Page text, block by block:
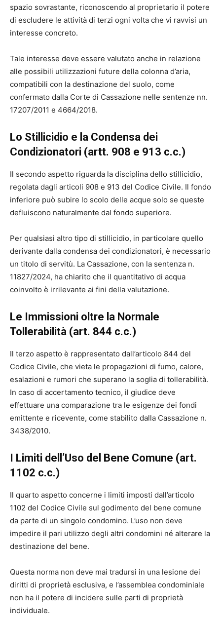
spazio sovrastante, riconoscendo al proprietario il potere
di escludere le attività di terzi ogni volta che vi ravvisi un
interesse concreto.
Tale interesse deve essere valutato anche in relazione
alle possibili utilizzazioni future della colonna d’aria,
compatibili con la destinazione del suolo, come
confermato dalla Corte di Cassazione nelle sentenze nn.
17207/2011 e 4664/2018.
Lo Stillicidio e la Condensa dei
Condizionatori (artt. 908 e 913 c.c.)
Il secondo aspetto riguarda la disciplina dello stillicidio,
regolata dagli articoli 908 e 913 del Codice Civile. Il fondo
inferiore può subire lo scolo delle acque solo se queste
defluiscono naturalmente dal fondo superiore.
Per qualsiasi altro tipo di stillicidio, in particolare quello
derivante dalla condensa dei condizionatori, è necessario
un titolo di servitù. La Cassazione, con la sentenza n.
11827/2024, ha chiarito che il quantitativo di acqua
coinvolto è irrilevante ai fini della valutazione.
Le Immissioni oltre la Normale
Tollerabilità (art. 844 c.c.)
Il terzo aspetto è rappresentato dall’articolo 844 del
Codice Civile, che vieta le propagazioni di fumo, calore,
esalazioni e rumori che superano la soglia di tollerabilità.
In caso di accertamento tecnico, il giudice deve
effettuare una comparazione tra le esigenze dei fondi
emittente e ricevente, come stabilito dalla Cassazione n.
3438/2010.
I Limiti dell’Uso del Bene Comune (art.
1102 c.c.)
Il quarto aspetto concerne i limiti imposti dall’articolo
1102 del Codice Civile sul godimento del bene comune
da parte di un singolo condomino. L’uso non deve
impedire il pari utilizzo degli altri condomini né alterare la
destinazione del bene.
Questa norma non deve mai tradursi in una lesione dei
diritti di proprietà esclusiva, e l’assemblea condominiale
non ha il potere di incidere sulle parti di proprietà
individuale.